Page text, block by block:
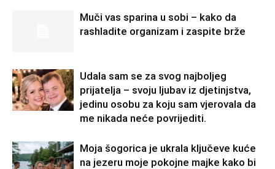
Muči vas sparina u sobi – kako da
rashladite organizam i zaspite brže
Udala sam se za svog najboljeg
prijatelja – svoju ljubav iz djetinjstva,
jedinu osobu za koju sam vjerovala da
me nikada neće povrijediti.
Moja šogorica je ukrala ključeve kuće
na jezeru moje pokojne majke kako bi